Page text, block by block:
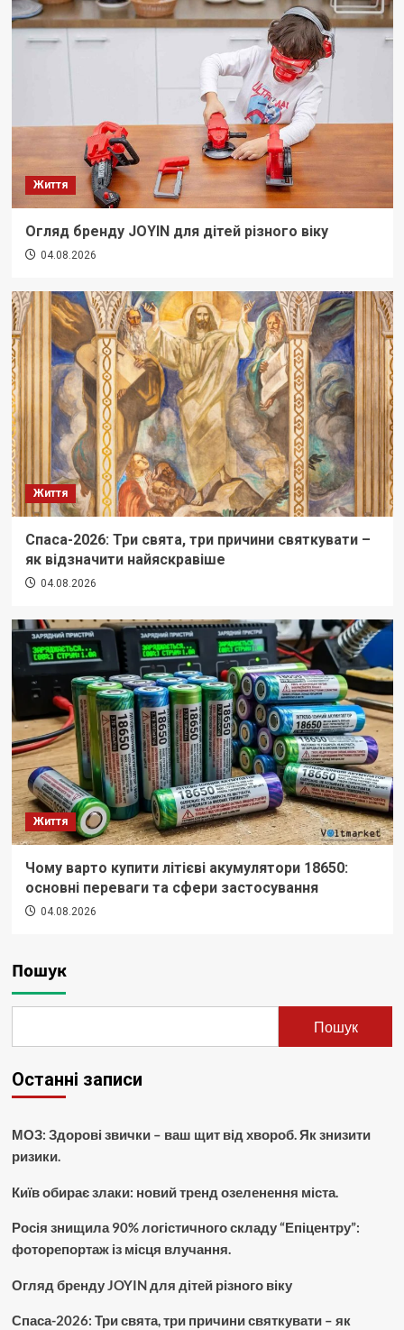
Життя
Огляд бренду JOYIN для дітей різного віку
04.08.2026
Життя
Спаса-2026: Три свята, три причини святкувати –
як відзначити найяскравіше
04.08.2026
Життя
Чому варто купити літієві акумулятори 18650:
основні переваги та сфери застосування
04.08.2026
Пошук
Пошук
Останні записи
МОЗ: Здорові звички – ваш щит від хвороб. Як знизити
ризики.
Київ обирає злаки: новий тренд озеленення міста.
Росія знищила 90% логістичного складу “Епіцентру”:
фоторепортаж із місця влучання.
Огляд бренду JOYIN для дітей різного віку
Спаса-2026: Три свята, три причини святкувати – як